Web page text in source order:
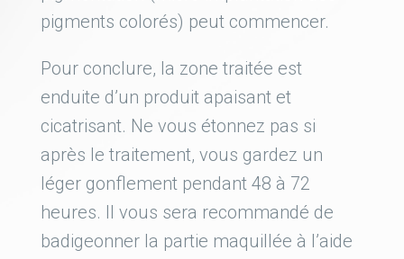
pigments colorés) peut commencer.
Pour conclure, la zone traitée est
enduite d’un produit apaisant et
cicatrisant. Ne vous étonnez pas si
après le traitement, vous gardez un
léger gonflement pendant 48 à 72
heures. Il vous sera recommandé de
badigeonner la partie maquillée à l’aide